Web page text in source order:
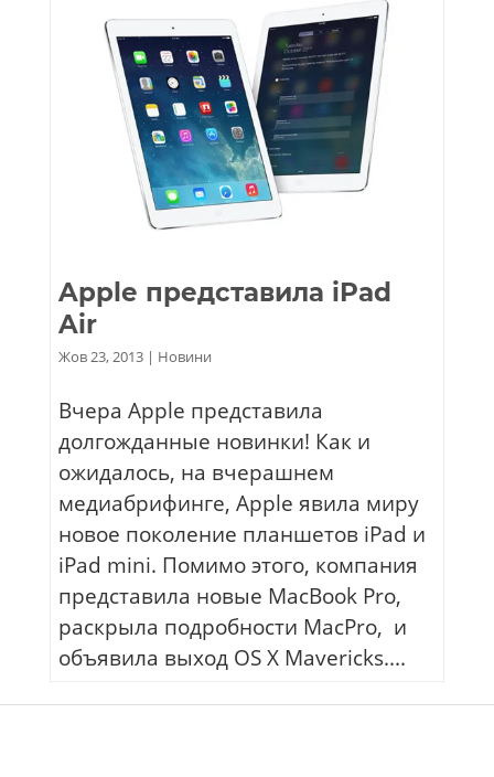
Apple представила iPad
Air
Жов 23, 2013| Новини
Вчера Apple представила
долгожданные новинки! Как и
ожидалось, на вчерашнем
медиабрифинге, Apple явила миру
новое поколение планшетов iPad и
iPad mini. Помимо этого, компания
представила новые MacBook Pro,
раскрыла подробности MacPro, и
объявила выход OS X Mavericks....